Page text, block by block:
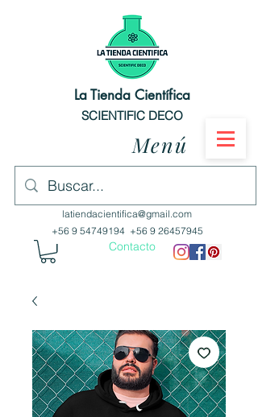
La Tienda Científica
SCIENTIFIC DECO
Menú
latiendacientifica@gmail.com
+56 9 54749194 +56 9 26457945
Contacto